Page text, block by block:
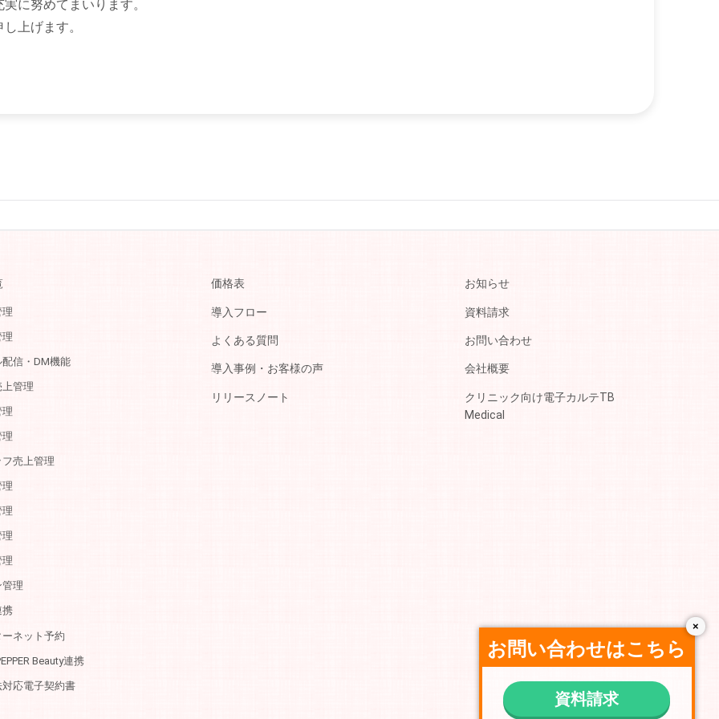
に努めてまいります。
上げます。
信・DM機能
管理
売上管理
理
携
ネット予約
Beauty連携
対応電子契約書
価格表
導入フロー
よくある質問
導入事例・お客様の声
リリースノート
お知らせ
資料請求
お問い合わせ
会社概要
クリニック向け電子カルテTB
Medical
×
お問い合わせはこちら
資料請求